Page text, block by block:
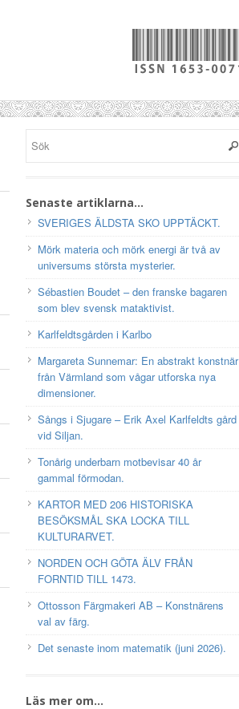
Senaste artiklarna…
SVERIGES ÄLDSTA SKO UPPTÄCKT.
Mörk materia och mörk energi är två av
universums största mysterier.
Sébastien Boudet – den franske bagaren
som blev svensk mataktivist.
Karlfeldtsgården i Karlbo
Margareta Sunnemar: En abstrakt konstnär
från Värmland som vågar utforska nya
dimensioner.
Sångs i Sjugare – Erik Axel Karlfeldts gård
vid Siljan.
Tonårig underbarn motbevisar 40 år
gammal förmodan.
KARTOR MED 206 HISTORISKA
BESÖKSMÅL SKA LOCKA TILL
KULTURARVET.
NORDEN OCH GÖTA ÄLV FRÅN
FORNTID TILL 1473.
Ottosson Färgmakeri AB – Konstnärens
val av färg.
Det senaste inom matematik (juni 2026).
Läs mer om…